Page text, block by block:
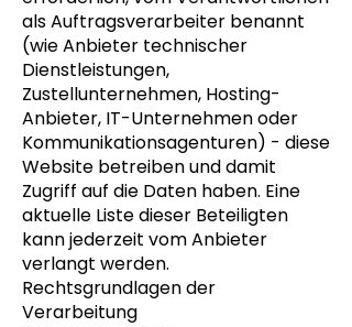
als Auftragsverarbeiter benannt
(wie Anbieter technischer
Dienstleistungen,
Zustellunternehmen, Hosting-
Anbieter, IT-Unternehmen oder
Kommunikationsagenturen) - diese
Website betreiben und damit
Zugriff auf die Daten haben. Eine
aktuelle Liste dieser Beteiligten
kann jederzeit vom Anbieter
verlangt werden.
Rechtsgrundlagen der
Verarbeitung